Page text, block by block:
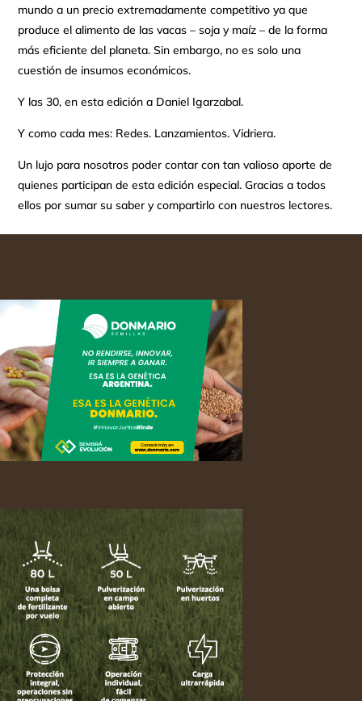
mundo a un precio extremadamente competitivo ya que
produce el alimento de las vacas – soja y maíz – de la forma
más eficiente del planeta. Sin embargo, no es solo una
cuestión de insumos económicos.
Y las 30, en esta edición a Daniel Igarzabal.
Y como cada mes: Redes. Lanzamientos. Vidriera.
Un lujo para nosotros poder contar con tan valioso aporte de
quienes participan de esta edición especial. Gracias a todos
ellos por sumar su saber y compartirlo con nuestros lectores.